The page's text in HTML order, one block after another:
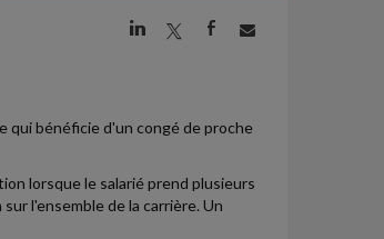
j a b
qui bénéficie d'un congé de proche
lorsque le salarié prend plusieurs
l'ensemble de la carrière. Un